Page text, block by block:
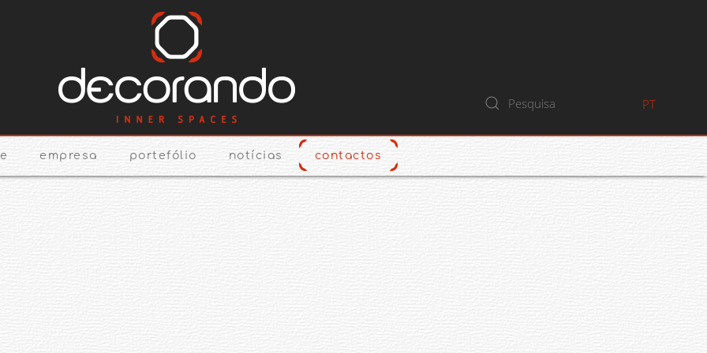
PT
empresa portefólio notícias contactos